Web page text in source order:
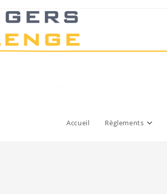
Accueil Règlements